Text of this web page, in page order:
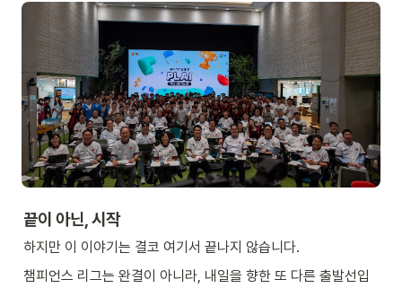
끝이 아닌, 시작
하지만 이 이야기는 결코 여기서 끝나지 않습니다.
챔피언스 리그는 완결이 아니라, 내일을 향한 또 다른 출발선입